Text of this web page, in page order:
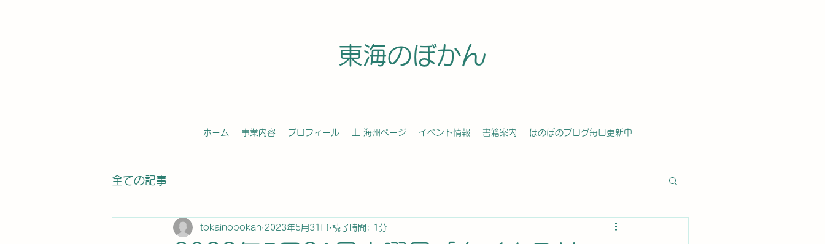
東海のぼかん
ホーム 事業内容 プロフィール 上 海州ページ イベント情報 書籍案内 ほのぼのブログ毎日更新中
全ての記事
tokainobokan 2023年5月31日 読了時間: 1分